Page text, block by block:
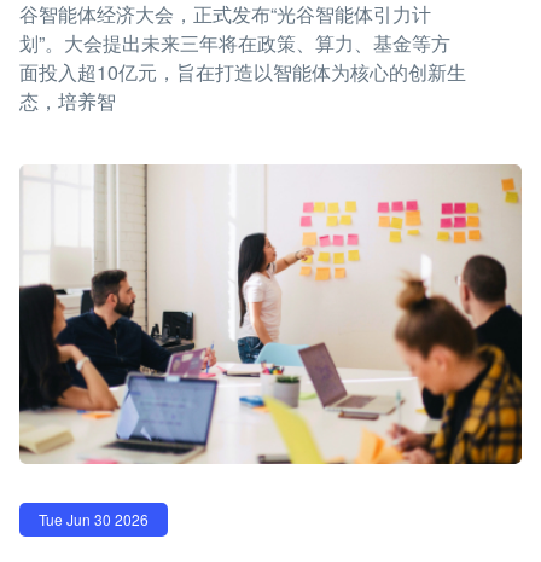
谷智能体经济大会，正式发布“光谷智能体引力计
划”。大会提出未来三年将在政策、算力、基金等方
面投入超10亿元，旨在打造以智能体为核心的创新生
态，培养智
Tue Jun 30 2026